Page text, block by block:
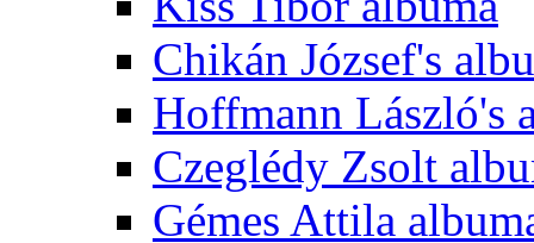
Chikán József's
Hoffmann László's
Czeglédy Zsolt
Gémes Attila